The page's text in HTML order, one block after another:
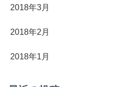
2018年3月
2018年2月
2018年1月